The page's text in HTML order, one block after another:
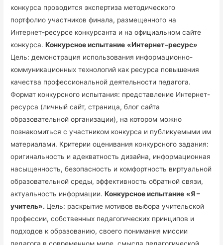
конкурса проводится экспертиза методического
портфолио участников финала, размещенного на
Интернет-ресурсе конкурсанта и на официальном сайте
конкурса. Конкурсное испытание «Интернет–ресурс»
Цель: демонстрация использования информационно-
коммуникационных технологий как ресурса повышения
качества профессиональной деятельности педагога.
Формат конкурсного испытания: представление Интернет-
ресурса (личный сайт, страница, блог сайта
образовательной организации), на котором можно
познакомиться с участником конкурса и публикуемыми им
материалами. Критерии оценивания конкурсного задания:
оригинальность и адекватность дизайна, информационная
насыщенность, безопасность и комфортность виртуальной
образовательной среды, эффективность обратной связи,
актуальность информации.Конкурсное испытание «Я –
учитель». Цель: раскрытие мотивов выбора учительской
профессии, собственных педагогических принципов и
подходов к образованию, своего понимания миссии